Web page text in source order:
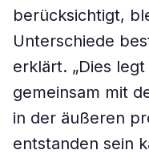
berücksichtigt,
Unterschiede
erklärt. „Dies
gemeinsam mit
in der äußeren
entstanden sein